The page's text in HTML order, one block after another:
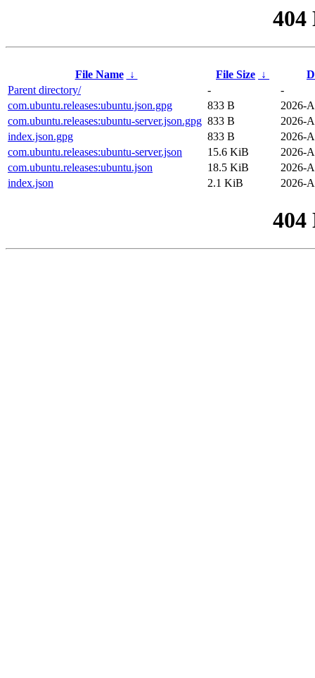
404
File Name ↓ File Size ↓
Parent directory/
-
-
com.ubuntu.releases:ubuntu.json.gpg
833 B
2026-
com.ubuntu.releases:ubuntu-server.json.gpg 833 B
2026-
index.json.gpg
833 B
2026-
com.ubuntu.releases:ubuntu-server.json
15.6 KiB
2026-
com.ubuntu.releases:ubuntu.json
18.5 KiB
2026-
index.json
2.1 KiB 2026-
404